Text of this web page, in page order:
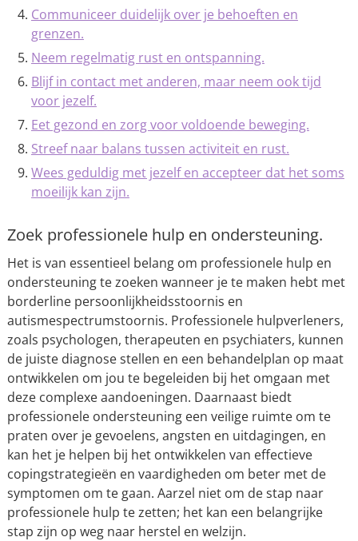
Communiceer duidelijk over je behoeften en
grenzen.
Neem regelmatig rust en ontspanning.
Blijf in contact met anderen, maar neem ook tijd
voor jezelf.
Eet gezond en zorg voor voldoende beweging.
Streef naar balans tussen activiteit en rust.
Wees geduldig met jezelf en accepteer dat het soms
moeilijk kan zijn.
Zoek professionele hulp en ondersteuning.
Het is van essentieel belang om professionele hulp en
ondersteuning te zoeken wanneer je te maken hebt met
borderline persoonlijkheidsstoornis en
autismespectrumstoornis. Professionele hulpverleners,
zoals psychologen, therapeuten en psychiaters, kunnen
de juiste diagnose stellen en een behandelplan op maat
ontwikkelen om jou te begeleiden bij het omgaan met
deze complexe aandoeningen. Daarnaast biedt
professionele ondersteuning een veilige ruimte om te
praten over je gevoelens, angsten en uitdagingen, en
kan het je helpen bij het ontwikkelen van effectieve
copingstrategieën en vaardigheden om beter met de
symptomen om te gaan. Aarzel niet om de stap naar
professionele hulp te zetten; het kan een belangrijke
stap zijn op weg naar herstel en welzijn.